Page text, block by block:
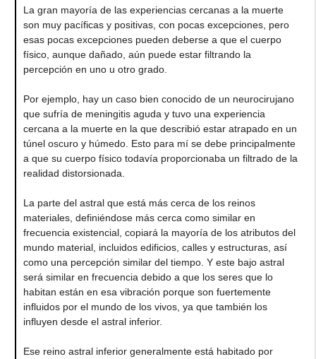
La gran mayoría de las experiencias cercanas a la muerte
son muy pacíficas y positivas, con pocas excepciones, pero
esas pocas excepciones pueden deberse a que el cuerpo
físico, aunque dañado, aún puede estar filtrando la
percepción en uno u otro grado.
Por ejemplo, hay un caso bien conocido de un neurocirujano
que sufría de meningitis aguda y tuvo una experiencia
cercana a la muerte en la que describió estar atrapado en un
túnel oscuro y húmedo. Esto para mí se debe principalmente
a que su cuerpo físico todavía proporcionaba un filtrado de la
realidad distorsionada.
La parte del astral que está más cerca de los reinos
materiales, definiéndose más cerca como similar en
frecuencia existencial, copiará la mayoría de los atributos del
mundo material, incluidos edificios, calles y estructuras, así
como una percepción similar del tiempo. Y este bajo astral
será similar en frecuencia debido a que los seres que lo
habitan están en esa vibración porque son fuertemente
influidos por el mundo de los vivos, ya que también los
influyen desde el astral inferior.
Ese reino astral inferior generalmente está habitado por